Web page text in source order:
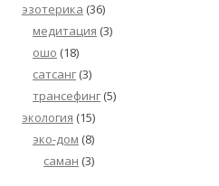
эзотерика (36)
медитация (3)
ошо (18)
сатсанг (3)
трансефинг (5)
экология (15)
эко-дом (8)
саман (3)